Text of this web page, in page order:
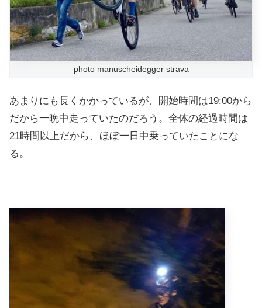
photo manuscheidegger strava
あまりにも長くかかっているが、開始時間は19:00から
だから一晩中走っていたのだろう。全体の経過時間は
21時間以上だから、ほぼ一日中乗っていたことにな
る。